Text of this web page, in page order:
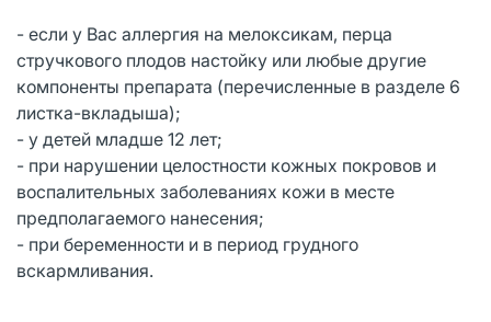
- если у Вас аллергия на мелоксикам, перца
стручкового плодов настойку или любые другие
компоненты препарата (перечисленные в разделе 6
листка-вкладыша);
- у детей младше 12 лет;
- при нарушении целостности кожных покровов и
воспалительных заболеваниях кожи в месте
предполагаемого нанесения;
- при беременности и в период грудного
вскармливания.